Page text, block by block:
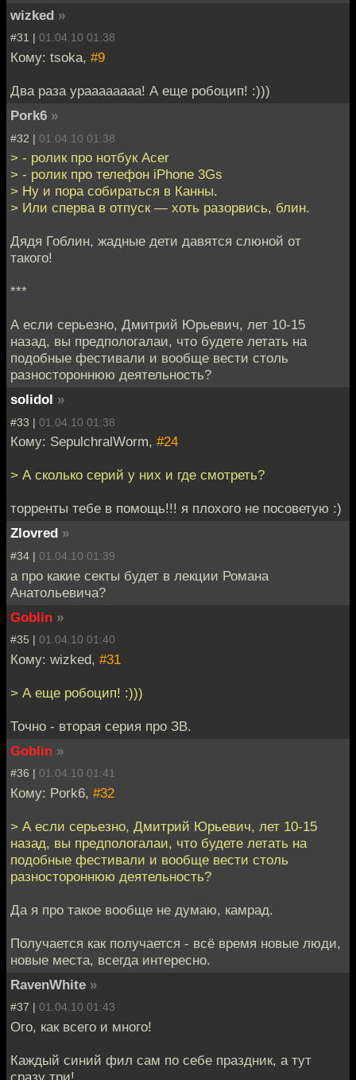
wizked »
#31 | 01.04.10 01:38
Кому: tsoka, #9
Два раза ураааааааа! А еще робоцип! :)))
Pork6 »
#32 | 01.04.10 01:38
> - ролик про нотбук Acer
> - ролик про телефон iPhone 3Gs
> Ну и пора собираться в Канны.
> Или сперва в отпуск — хоть разорвись, блин.
Дядя Гоблин, жадные дети давятся слюной от
такого!
***
А если серьезно, Дмитрий Юрьевич, лет 10-15
назад, вы предпологалаи, что будете летать на
подобные фестивали и вообще вести столь
разностороннюю деятельность?
solidol »
#33 | 01.04.10 01:38
Кому: SepulchralWorm, #24
> А сколько серий у них и где смотреть?
торренты тебе в помощь!!! я плохого не посоветую :)
Zlovred »
#34 | 01.04.10 01:39
а про какие секты будет в лекции Романа
Анатольевича?
Goblin »
#35 | 01.04.10 01:40
Кому: wizked, #31
> А еще робоцип! :)))
Точно - вторая серия про ЗВ.
Goblin »
#36 | 01.04.10 01:41
Кому: Pork6, #32
> А если серьезно, Дмитрий Юрьевич, лет 10-15
назад, вы предпологалаи, что будете летать на
подобные фестивали и вообще вести столь
разностороннюю деятельность?
Да я про такое вообще не думаю, камрад.
Получается как получается - всё время новые люди,
новые места, всегда интересно.
RavenWhite »
#37 | 01.04.10 01:43
Ого, как всего и много!
Каждый синий фил сам по себе праздник, а тут
сразу три!